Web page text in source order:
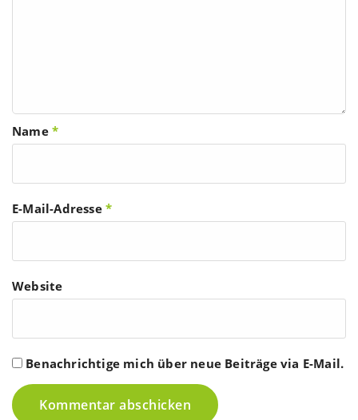
Name *
E-Mail-Adresse *
Website
Benachrichtige mich über neue Beiträge via E-Mail.